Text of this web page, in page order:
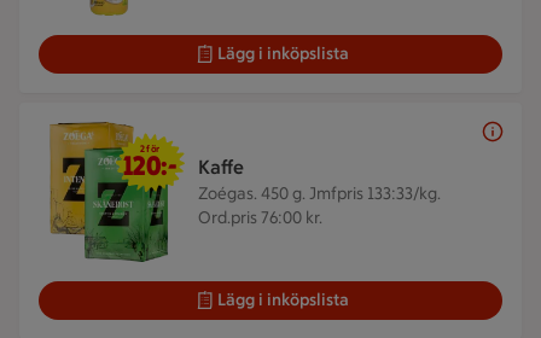
Lägg i inköpslista
Kaffe
Zoégas. 450 g. Jmfpris 133:33/kg.
Ord.pris 76:00 kr.
2 för 120 kr
2 för
120:-
Lägg i inköpslista